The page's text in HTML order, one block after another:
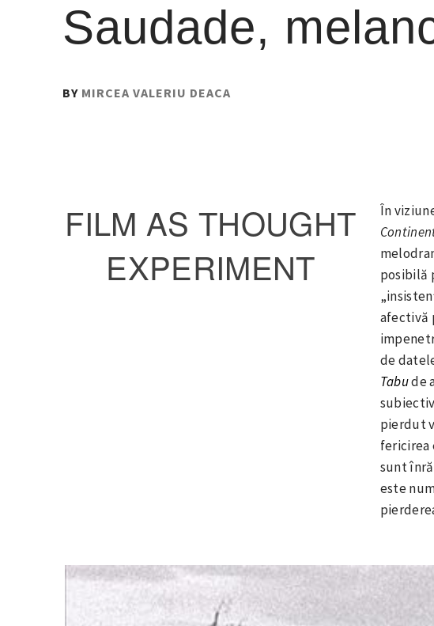
Saudade,
PUBLISHED
BY MIRCEA VALERIU DEACA
FILM AS THOUGHT
EXPERIMENT
În
posibilă
afectivă
de
Tabude
pierdut
sunt
este